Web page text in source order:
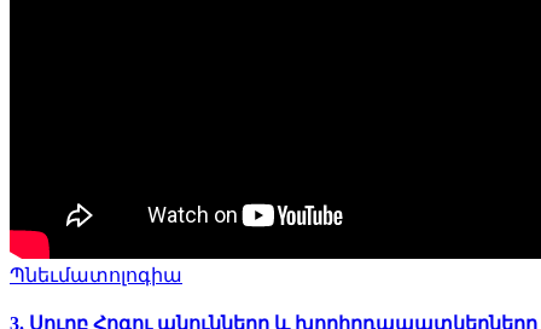
Պնեւմատոլոգիա
3. Սուրբ Հոգու անունները և խորհրդապատկերները